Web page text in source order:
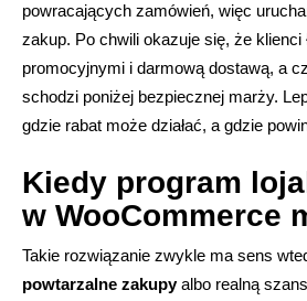
powracających zamówień, więc
zakup. Po chwili okazuje się, że klienci
promocyjnymi i darmową dostawą, a
schodzi poniżej bezpiecznej marży.
gdzie rabat może działać, a gdzie
Kiedy program
w WooCommerce
Takie rozwiązanie zwykle ma sens
powtarzalne zakupyalbo realną